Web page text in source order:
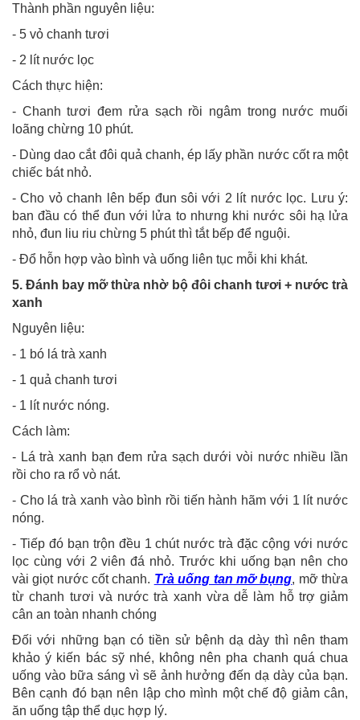
Thành phần nguyên liệu:
- 5 vỏ chanh tươi
- 2 lít nước lọc
Cách thực hiện:
- Chanh tươi đem rửa sạch rồi ngâm trong nước muối
loãng chừng 10 phút.
- Dùng dao cắt đôi quả chanh, ép lấy phần nước cốt ra một
chiếc bát nhỏ.
- Cho vỏ chanh lên bếp đun sôi với 2 lít nước lọc. Lưu ý:
ban đầu có thể đun với lửa to nhưng khi nước sôi hạ lửa
nhỏ, đun liu riu chừng 5 phút thì tắt bếp để nguội.
- Đổ hỗn hợp vào bình và uống liên tục mỗi khi khát.
5. Đánh bay mỡ thừa nhờ bộ đôi chanh tươi + nước trà
xanh
Nguyên liệu:
- 1 bó lá trà xanh
- 1 quả chanh tươi
- 1 lít nước nóng.
Cách làm:
- Lá trà xanh bạn đem rửa sạch dưới vòi nước nhiều lần
rồi cho ra rổ vò nát.
- Cho lá trà xanh vào bình rồi tiến hành hãm với 1 lít nước
nóng.
- Tiếp đó bạn trộn đều 1 chút nước trà đặc cộng với nước
lọc cùng với 2 viên đá nhỏ. Trước khi uống bạn nên cho
vài giọt nước cốt chanh. Trà uống tan mỡ bụng, mỡ thừa
từ chanh tươi và nước trà xanh vừa dễ làm hỗ trợ giảm
cân an toàn nhanh chóng
Đối với những bạn có tiền sử bệnh dạ dày thì nên tham
khảo ý kiến bác sỹ nhé, không nên pha chanh quá chua
uống vào bữa sáng vì sẽ ảnh hưởng đến dạ dày của bạn.
Bên cạnh đó bạn nên lập cho mình một chế độ giảm cân,
ăn uống tập thể dục hợp lý.